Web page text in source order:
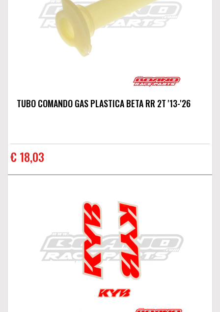
TUBO COMANDO GAS PLASTICA BETA RR 2T '13-'26
€ 18,03